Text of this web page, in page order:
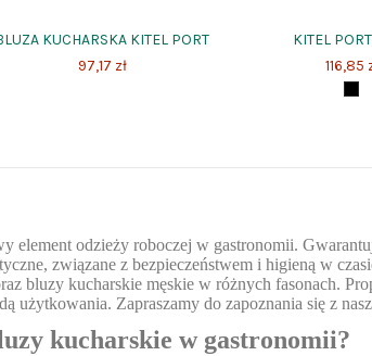
KUCHARSKA KITEL PORT
97,17 zł
KITEL
116,85
element odzieży roboczej w gastronomii.
związane z bezpieczeństwem i higieną w
bluzy kucharskie męskie w różnych fasonach.
użytkowania. Zapraszamy do zapoznania się z
kucharskie w gastronomii?